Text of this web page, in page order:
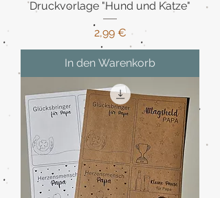
Druckvorlage "Hund und Katze"
Preis
2,99 €
In den Warenkorb